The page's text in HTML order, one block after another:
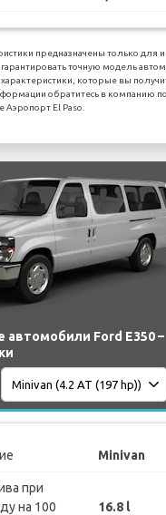
предназначены только для
точную модель
характеристики, которые вы
обратитесь в компанию
Аэропорт El Paso.
Ford E350 –
Minivan
при
на 100
16.8 l